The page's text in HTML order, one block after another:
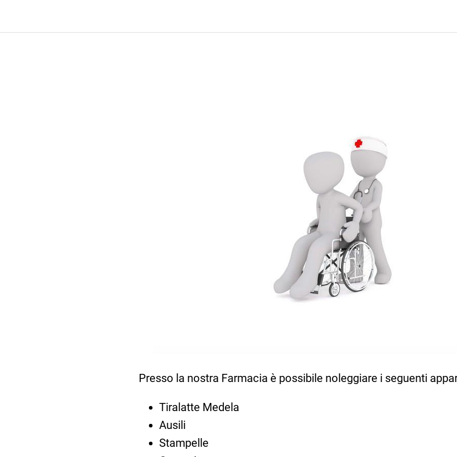
Presso la nostra Farmacia è possibile noleggiare i seguenti
Tiralatte Medela
Ausili
Stampelle